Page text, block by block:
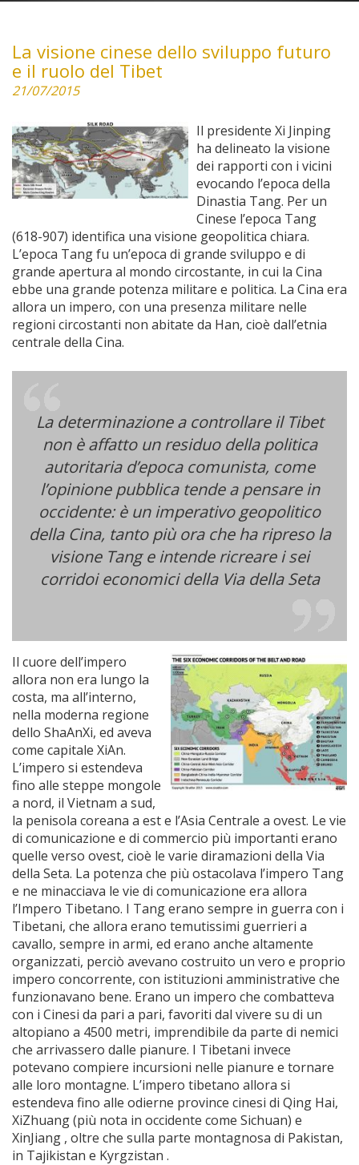
La visione cinese dello sviluppo futuro
e il ruolo del Tibet
21/07/2015
Il presidente Xi Jinping
ha delineato la visione
dei rapporti con i vicini
evocando l’epoca della
Dinastia Tang. Per un
Cinese l’epoca Tang
(618-907) identifica una visione geopolitica chiara.
L’epoca Tang fu un’epoca di grande sviluppo e di
grande apertura al mondo circostante, in cui la Cina
ebbe una grande potenza militare e politica. La Cina era
allora un impero, con una presenza militare nelle
regioni circostanti non abitate da Han, cioè dall’etnia
centrale della Cina.
La determinazione a controllare il Tibet
non è affatto un residuo della politica
autoritaria d’epoca comunista, come
l’opinione pubblica tende a pensare in
occidente: è un imperativo geopolitico
della Cina, tanto più ora che ha ripreso la
visione Tang e intende ricreare i sei
corridoi economici della Via della Seta
Il cuore dell’impero
allora non era lungo la
costa, ma all’interno,
nella moderna regione
dello ShaAnXi, ed aveva
come capitale XiAn.
L’impero si estendeva
fino alle steppe mongole
a nord, il Vietnam a sud,
la penisola coreana a est e l’Asia Centrale a ovest. Le vie
di comunicazione e di commercio più importanti erano
quelle verso ovest, cioè le varie diramazioni della Via
della Seta. La potenza che più ostacolava l’impero Tang
e ne minacciava le vie di comunicazione era allora
l’Impero Tibetano. I Tang erano sempre in guerra con i
Tibetani, che allora erano temutissimi guerrieri a
cavallo, sempre in armi, ed erano anche altamente
organizzati, perciò avevano costruito un vero e proprio
impero concorrente, con istituzioni amministrative che
funzionavano bene. Erano un impero che combatteva
con i Cinesi da pari a pari, favoriti dal vivere su di un
altopiano a 4500 metri, imprendibile da parte di nemici
che arrivassero dalle pianure. I Tibetani invece
potevano compiere incursioni nelle pianure e tornare
alle loro montagne. L’impero tibetano allora si
estendeva fino alle odierne province cinesi di Qing Hai,
XiZhuang (più nota in occidente come Sichuan) e
XinJiang , oltre che sulla parte montagnosa di Pakistan,
in Tajikistan e Kyrgzistan .